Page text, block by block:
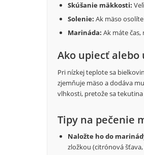
Skúšanie mäkkosti:
Solenie: Ak mäso
Marináda: Ak máte
Ako upiecť alebo
Pri nízkej teplote sa
zjemňuje mäso a dodáva
vlhkosti, pretože sa
Tipy na pečenie
Naložte ho do
zložkou (citrónová